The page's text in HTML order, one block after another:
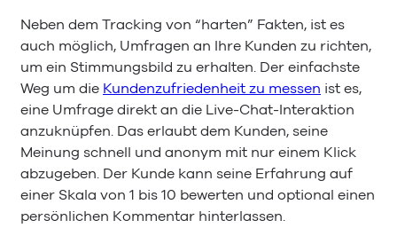
Neben dem Tracking von “harten” Fakten, ist es
auch möglich, Umfragen an Ihre Kunden zu richten,
um ein Stimmungsbild zu erhalten. Der einfachste
Weg um die Kundenzufriedenheit zu messen ist es,
eine Umfrage direkt an die Live-Chat-Interaktion
anzuknüpfen. Das erlaubt dem Kunden, seine
Meinung schnell und anonym mit nur einem Klick
abzugeben. Der Kunde kann seine Erfahrung auf
einer Skala von 1 bis 10 bewerten und optional einen
persönlichen Kommentar hinterlassen.